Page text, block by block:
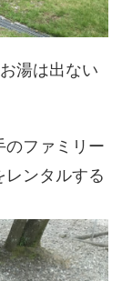
湯は出ない
のファミリー
ンタルする